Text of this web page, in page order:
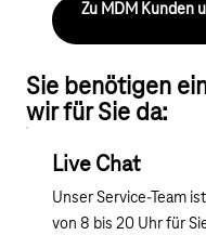
Zu MDM Kunden
Sie benötigen
wir für Sie da:
Live Chat
Unser Service-Team
von 8 bis 20 Uhr für